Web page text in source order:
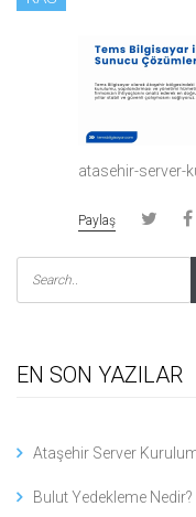
atasehir-server-
Paylaş
EN SON YAZILAR
Ataşehir Server
Bulut Yedekleme